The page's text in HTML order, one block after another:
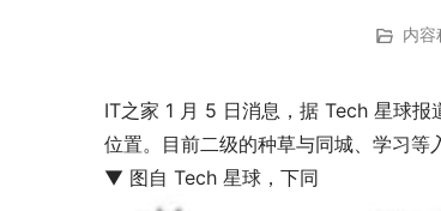
内容
IT之家 1 月 5 日消息，据 Tech 星球报
位置。目前二级的种草与同城、学习等
▼ 图自 Tech 星球，下同